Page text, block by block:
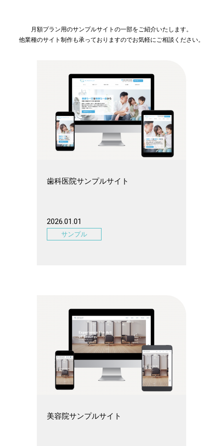
月額プラン用のサンプルサイトの一部をご紹介いたします。
他業種のサイト制作も承っておりますのでお気軽にご相談ください。
歯科医院サンプルサイト
2026.01.01
サンプル
美容院サンプルサイト